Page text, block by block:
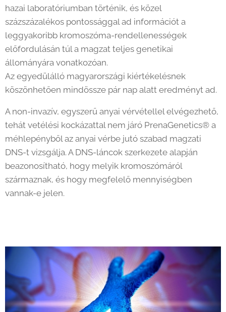
hazai laboratóriumban történik, és közel
százszázalékos pontossággal ad információt a
leggyakoribb kromoszóma-rendellenességek
előfordulásán túl a magzat teljes genetikai
állományára vonatkozóan.
Az egyedülálló magyarországi kiértékelésnek
köszönhetően mindössze pár nap alatt eredményt ad.
A non-invazív, egyszerű anyai vérvétellel elvégezhető,
tehát vetélési kockázattal nem járó PrenaGenetics® a
méhlepényből az anyai vérbe jutó szabad magzati
DNS-t vizsgálja. A DNS-láncok szerkezete alapján
beazonosítható, hogy melyik kromoszómáról
származnak, és hogy megfelelő mennyiségben
vannak-e jelen.